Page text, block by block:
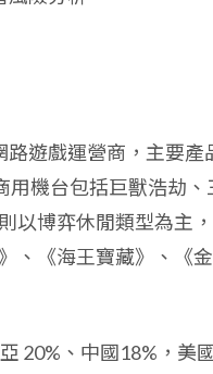
路遊戲運營商，主要
用機台包括巨獸浩劫
以博弈休閒類型為主
、《海王寶藏》、《
20%、中國18%，美